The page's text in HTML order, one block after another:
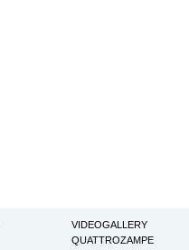
VIDEOGALLERY
QUATTROZAMPE